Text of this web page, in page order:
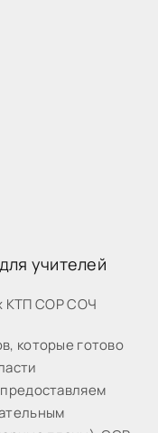
учителей
КТП СОР СОЧ
кoтopыe готово